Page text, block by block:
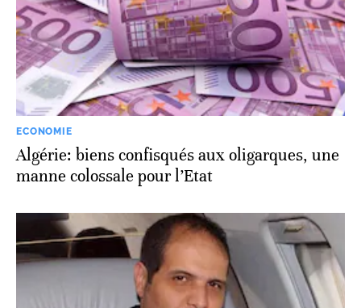
ECONOMIE
Algérie: biens confisqués aux oligarques, une
manne colossale pour l’Etat